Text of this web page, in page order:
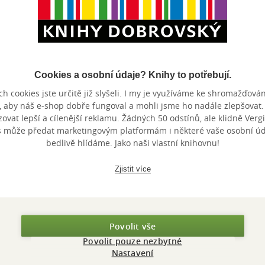
Pod cypřišem se
sklenkou ouza
Pavla Smetanová
Nedostupné
Pod cypřišem se
sklenkou ouza
Pavla Smetanová
z
5 pevná vazba
Nedostupné
Příběhy z
Cookies a osobní údaje? Knihy to potřebují.
cookies jste určitě již slyšeli. I my je využíváme ke
aby náš e-shop dobře fungoval a mohli jsme ho nadále zlepšovat.
lepší a cílenější reklamu. Žádných 50 odstínů, ale klidně
může předat marketingovým platformám i některé vaše osobní
bedlivě hlídáme. Jako naši vlastní knihovnu!
Zjistit více
Povolit vše
Povolit pouze nezbytné
Nastavení